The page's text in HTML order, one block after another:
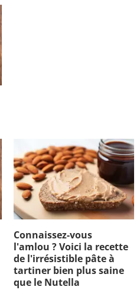
Connaissez-vous
l'amlou ? Voici la recette
de l'irrésistible pâte à
tartiner bien plus saine
que le Nutella